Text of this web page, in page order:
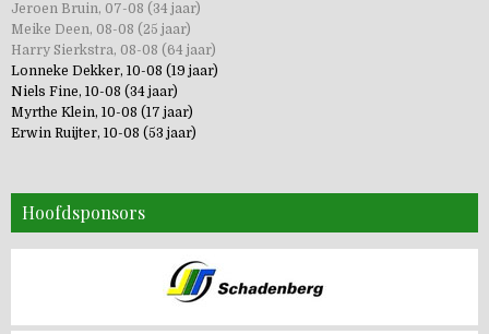
Jeroen Bruin, 07-08 (34 jaar)
Meike Deen, 08-08 (25 jaar)
Harry Sierkstra, 08-08 (64 jaar)
Lonneke Dekker, 10-08 (19 jaar)
Niels Fine, 10-08 (34 jaar)
Myrthe Klein, 10-08 (17 jaar)
Erwin Ruijter, 10-08 (53 jaar)
Hoofdsponsors